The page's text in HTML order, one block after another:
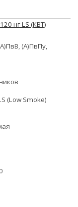
нг-LS (КВТ)
(А)ПвПу,
(Low Smoke)